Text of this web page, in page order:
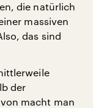
die natürlich
massiven
das sind
der
macht man